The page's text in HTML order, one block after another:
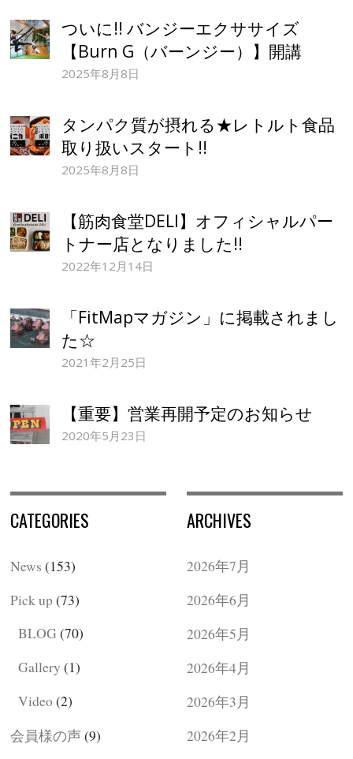
ついに!! バンジーエクササイズ
【Burn G（バーンジー）】開講
2025年8月8日
タンパク質が摂れる★レトルト食品
取り扱いスタート!!
2025年8月8日
【筋肉食堂DELI】オフィシャルパー
トナー店となりました!!
2022年12月14日
「FitMapマガジン」に掲載されまし
た☆
2021年2月25日
【重要】営業再開予定のお知らせ
2020年5月23日
CATEGORIES
News (153)
Pick up(73)
BLOG (70)
Gallery (1)
Video(2)
会員様の声(9)
ARCHIVES
2026年7月
2026年6月
2026年5月
2026年4月
2026年3月
2026年2月